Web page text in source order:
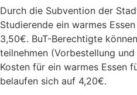
Durch die Subvention der
Studierende ein warmes
3,50€. BuT-Berechtigte
teilnehmen (Vorbestellung
Kosten für ein warmes Essen
belaufen sich auf 4,20€.